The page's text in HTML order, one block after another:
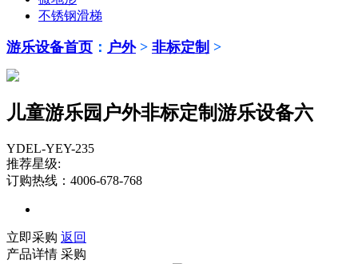
不锈钢滑梯
游乐设备首页 ： 户外> 非标定制 >
儿童游乐园户外非标定制游乐设备六
YDEL-YEY-235
推荐星级:
订购热线：4006-678-768
立即采购 返回
产品详情 采购